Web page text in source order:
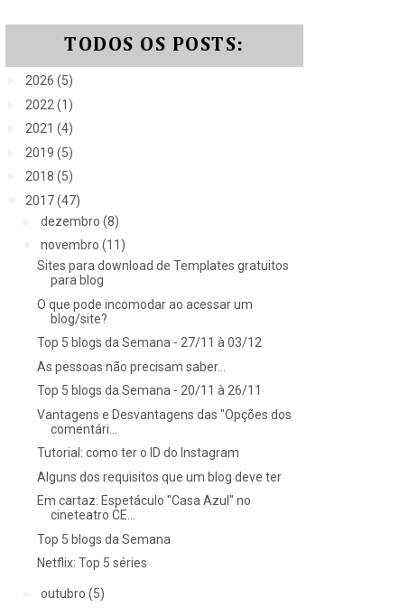
TODOS OS POSTS:
2026 (5)
2022 (1)
2021 (4)
2019 (5)
2018 (5)
2017(47)
dezembro (8)
novembro (11)
Sites para download de Templates gratuitos
para blog
O que pode incomodar ao acessar um
blog/site?
Top 5 blogs da Semana - 27/11 à 03/12
As pessoas não precisam saber...
Top 5 blogs da Semana - 20/11 à 26/11
Vantagens e Desvantagens das "Opções dos
comentári...
Tutorial: como ter o ID do Instagram
Alguns dos requisitos que um blog deve ter
Em cartaz: Espetáculo "Casa Azul" no
cineteatro CE...
Top 5 blogs da Semana
Netflix: Top 5 séries
outubro (5)